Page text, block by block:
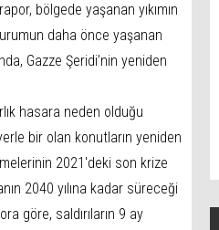
bölgede yaşanan yıkımın
daha önce yaşanan
Gazze Şeridi’nin yeniden
hasara neden olduğu
bir olan konutların yeniden
2021'deki son krize
2040 yılına kadar süreceği
göre, saldırıların 9 ay